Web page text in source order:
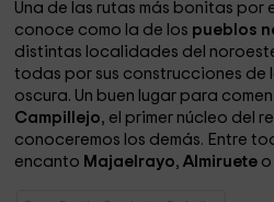
Una de las rutas más bonitas por
conoce como la de los pueblos
distintas localidades del
todas por sus construcciones de
oscura. Un buen lugar para
Campillejo, el primer núcleo del
conoceremos los demás. Entre
encanto Majaelrayo, Almiruete o